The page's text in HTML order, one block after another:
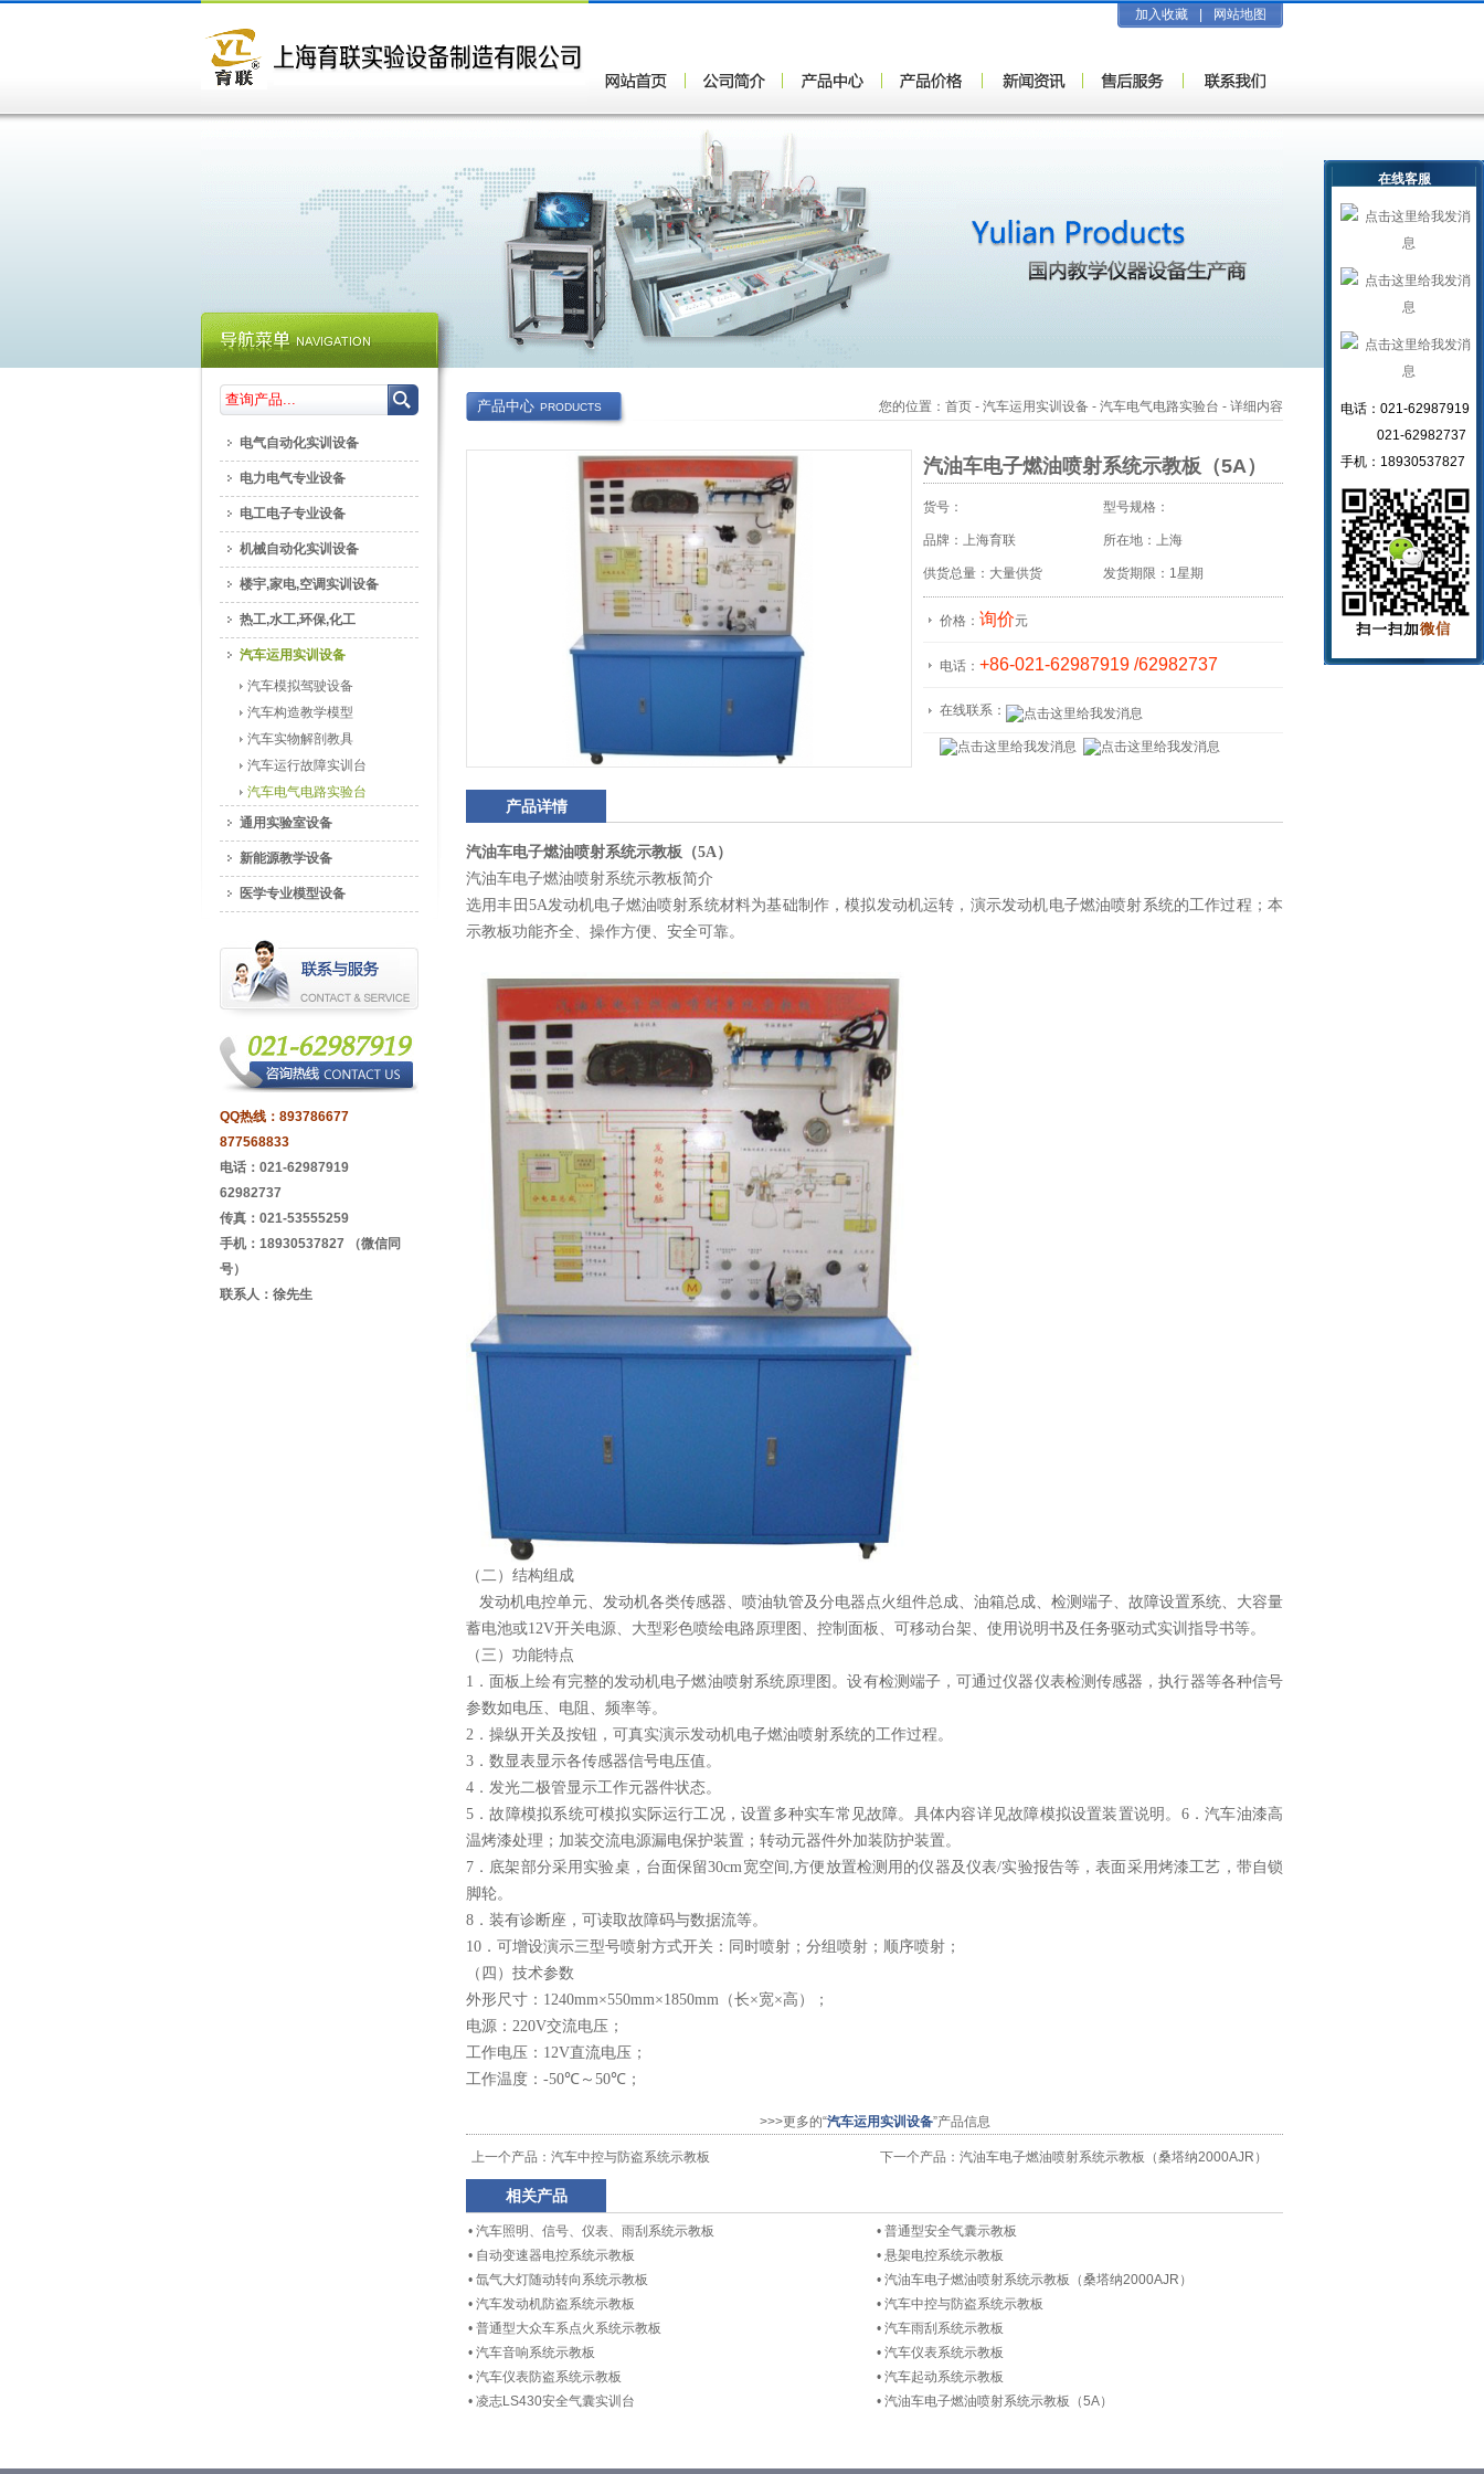
加入收藏 网站地图
产品中心 PRODUCTS 您的位置： 首页 - 汽车运用实训设备 - 汽车电气电路实验台 - 详细内容
汽油车电子燃油喷射系统示教板（5A）
货号： 型号规格：
品牌：上海育联 所在地：上海
供货总量：大量供货 发货期限：1星期
价格： 询价元
电话： +86-021-62987919 /62982737
在线联系：
产品详情
汽油车电子燃油喷射系统示教板（5A）
汽油车电子燃油喷射系统示教板简介
选用丰田 5A发动机电子燃油喷射系统材料为基础制作，模拟发动机运转，演示发动机电子燃油喷射系统的工作过程；本
示教板功能齐全、操作方便、安全可靠。
（二）结构组成
发动机电控单元、发动机各类传感器、喷油轨管及分电器点火组件总成、油箱总成、检测端子、故障设置系统、大容量
蓄电池或12V开关电源、大型彩色喷绘电路原理图、控制面板、可移动台架、使用说明书及任务驱动式实训指导书等。
（三）功能特点
1 ．面板上绘有完整的发动机电子燃油喷射系统原理图。设有检测端子，可通过仪器仪表检测传感器，执行器等各种信号
参数如电压、电阻、频率等。
2 ．操纵开关及按钮，可真实演示发动机电子燃油喷射系统的工作过程。
3 ．数显表显示各传感器信号电压值。
4 ．发光二极管显示工作元器件状态。
5 ．故障模拟系统可模拟实际运行工况，设置多种实车常见故障。具体内容详见故障模拟设置装置说明。 6．汽车油漆高
温烤漆处理；加装交流电源漏电保护装置；转动元器件外加装防护装置。
7 ．底架部分采用实验桌，台面保留30cm宽空间 ,方便放置检测用的仪器及仪表/实验报告等，表面采用烤漆工艺，带自锁
脚轮。
8 ．装有诊断座，可读取故障码与数据流等。
10 ．可增设演示三型号喷射方式开关：同时喷射；分组喷射；顺序喷射；
（四）技术参数
外形尺寸： 1240mm×550mm×1850mm （长×宽×高）；
电源： 220V交流电压；
工作电压： 12V直流电压；
工作温度： -50℃～ 50℃ ；
>>>更多的“汽车运用实训设备”产品信息
上一个产品： 汽车中控与防盗系统示教板 下一个产品： 汽油车电子燃油喷射系统示教板（桑塔纳2000AJR）
相关产品
• 汽车照明、信号、仪表、雨刮系统示教板 • 普通型安全气囊示教板
• 自动变速器电控系统示教板 • 悬架电控系统示教板
• 氙气大灯随动转向系统示教板 • 汽油车电子燃油喷射系统示教板（桑塔纳2000AJR）
• 汽车发动机防盗系统示教板 • 汽车中控与防盗系统示教板
• 普通型大众车系点火系统示教板 • 汽车雨刮系统示教板
• 汽车音响系统示教板 • 汽车仪表系统示教板
• 汽车仪表防盗系统示教板 • 汽车起动系统示教板
• 凌志LS430安全气囊实训台 • 汽油车电子燃油喷射系统示教板（5A）
电气自动化实训设备
电力电气专业设备
电工电子专业设备
机械自动化实训设备
楼宇,家电,空调实训设备
热工,水工,环保,化工
汽车运用实训设备
汽车模拟驾驶设备
汽车构造教学模型
汽车实物解剖教具
汽车运行故障实训台
汽车电气电路实验台
通用实验室设备
新能源教学设备
医学专业模型设备
QQ热线： 893786677
877568833
电话：021-62987919
62982737
传真：021-53555259
手机：18930537827 （微信同
号）
联系人：徐先生
在线客服
电话：021-62987919
021-62982737
手机：18930537827